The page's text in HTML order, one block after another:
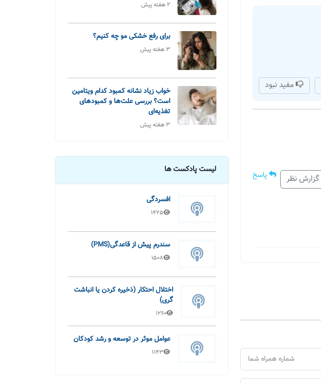
مفید نبود
پاسخ
2 هفته پیش
برای رفع خشکی مو چه کنیم؟
3 هفته پیش
خواب زیاد نشانه کمبود کدام ویتامین
است؟ بررسی علت‌ها و کمبودهای
تغذیه‌ای
3 هفته پیش
لیست پادکست ها
افسردگی
1425
سندرم پیش از قاعدگی(PMS)
1508
اختلال احتکار (ذخیره کردن یا انباشت
گری)
1260
عوامل موثر در توسعه و رشد کودکان
1143